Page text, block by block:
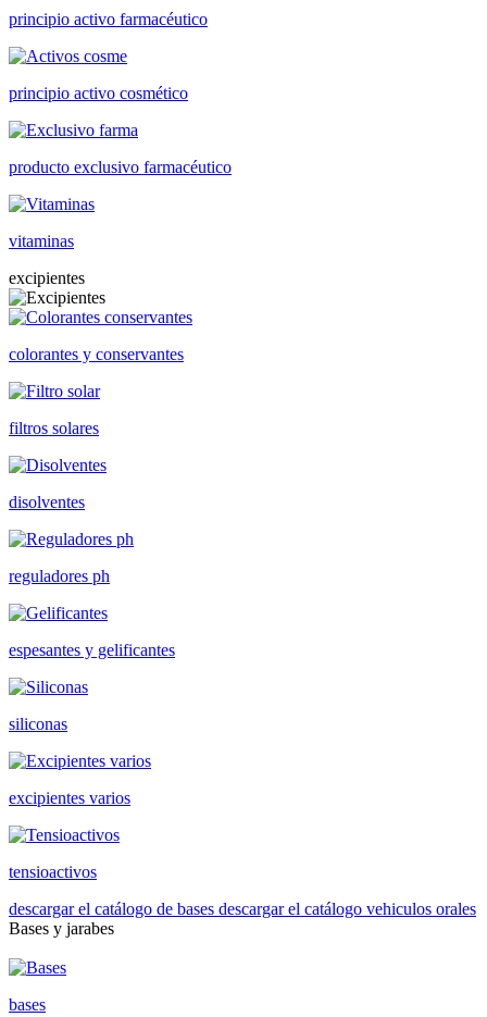
principio activo farmacéutico
principio activo cosmético
producto exclusivo farmacéutico
vitaminas
excipientes
colorantes y conservantes
filtros solares
disolventes
reguladores ph
espesantes y gelificantes
siliconas
excipientes varios
tensioactivos
descargar el catálogo de bases descargar el catálogo vehiculos orales
Bases y jarabes
bases